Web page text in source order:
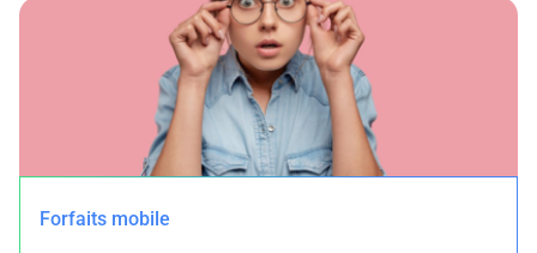
Forfaits mobile